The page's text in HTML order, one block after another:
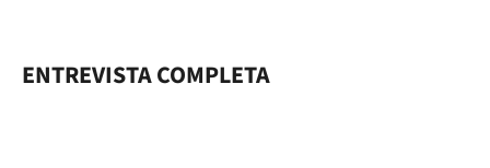
ENTREVISTA COMPLETA